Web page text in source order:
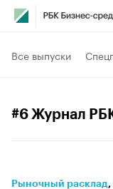
Все выпуски
#6 Журнал
Рыночный расклад⁠,